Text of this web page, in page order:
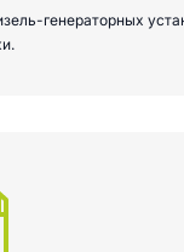
генераторных